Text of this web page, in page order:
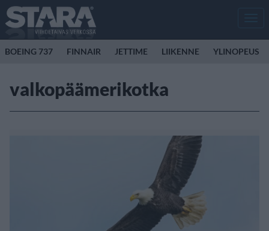
BOEING 737 FINNAIR JETTIME LIIKENNE YLINOPEUS
valkopäämerikotka